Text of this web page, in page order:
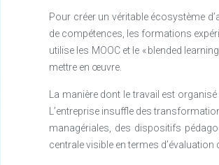
Pour créer un véritable écosystème
de compétences, les formations
utilise les MOOC et le « blended
mettre en œuvre.
La manière dont le travail est
L’entreprise insuffle des
managériales, des dispositifs
centrale visible en termes